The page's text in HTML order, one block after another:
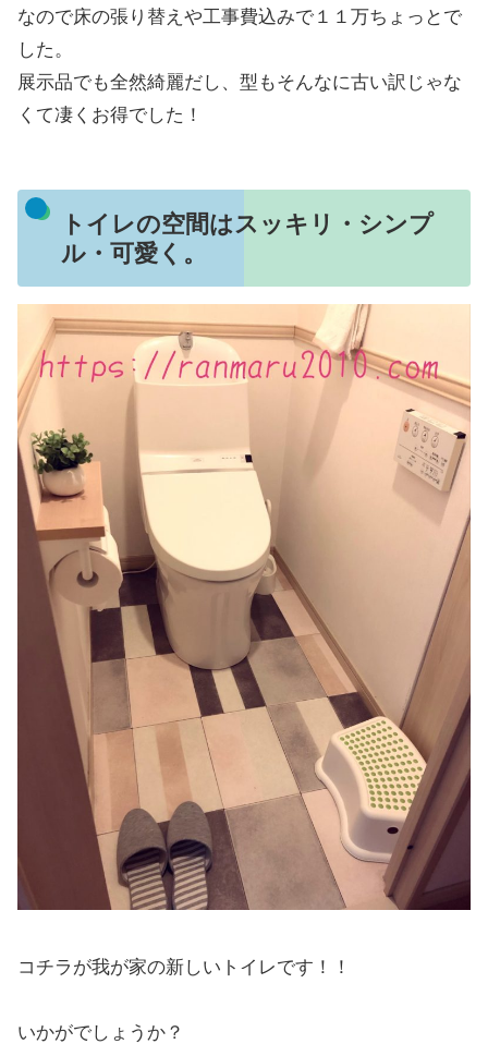
なので床の張り替えや工事費込みで１１万ちょっとで
した。
展示品でも全然綺麗だし、型もそんなに古い訳じゃな
くて凄くお得でした！
トイレの空間はスッキリ・シンプ
ル・可愛く。
コチラが我が家の新しいトイレです！！
いかがでしょうか？